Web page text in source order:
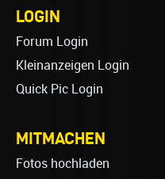
LOGIN
Forum Login
Kleinanzeigen Login
Quick Pic Login
MITMACHEN
Fotos hochladen